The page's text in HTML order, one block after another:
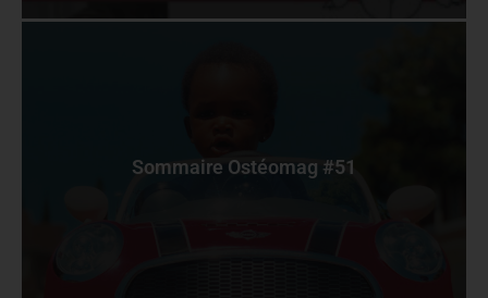
Sommaire Ostéomag #51